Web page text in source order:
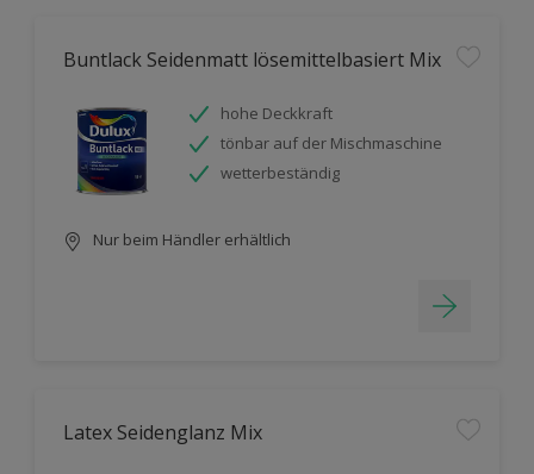
Buntlack Seidenmatt lösemittelbasiert Mix
hohe Deckkraft
tönbar auf der Mischmaschine
wetterbeständig
Nur beim Händler erhältlich
Latex Seidenglanz Mix